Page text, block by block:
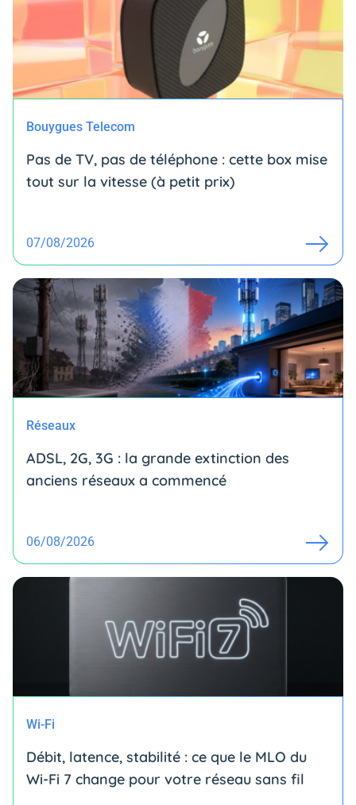
Bouygues Telecom
Pas de TV, pas de téléphone : cette box mise
tout sur la vitesse (à petit prix)
07/08/2026
Réseaux
ADSL, 2G, 3G : la grande extinction des
anciens réseaux a commencé
06/08/2026
Wi-Fi
Débit, latence, stabilité : ce que le MLO du
Wi-Fi 7 change pour votre réseau sans fil